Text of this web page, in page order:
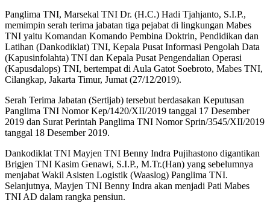
Panglima TNI, Marsekal TNI Dr. (H.C.) Hadi Tjahjanto, S.I.P.,
memimpin serah terima jabatan tiga pejabat di lingkungan Mabes
TNI yaitu Komandan Komando Pembina Doktrin, Pendidikan dan
Latihan (Dankodiklat) TNI, Kepala Pusat Informasi Pengolah Data
(Kapusinfolahta) TNI dan Kepala Pusat Pengendalian Operasi
(Kapusdalops) TNI, bertempat di Aula Gatot Soebroto, Mabes TNI,
Cilangkap, Jakarta Timur, Jumat (27/12/2019).
Serah Terima Jabatan (Sertijab) tersebut berdasakan Keputusan
Panglima TNI Nomor Kep/1420/XII/2019 tanggal 17 Desember
2019 dan Surat Perintah Panglima TNI Nomor Sprin/3545/XII/2019
tanggal 18 Desember 2019.
Dankodiklat TNI Mayjen TNI Benny Indra Pujihastono digantikan
Brigjen TNI Kasim Genawi, S.I.P., M.Tr.(Han) yang sebelumnya
menjabat Wakil Asisten Logistik (Waaslog) Panglima TNI.
Selanjutnya, Mayjen TNI Benny Indra akan menjadi Pati Mabes
TNI AD dalam rangka pensiun.